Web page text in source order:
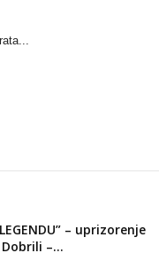
LEGENDU” – uprizorenje
–...